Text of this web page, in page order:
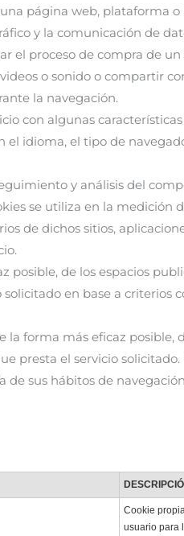
página web, plataforma
y la comunicación de
el proceso de compra de
o sonido o compartir
la navegación.
con algunas
idioma, el tipo de
y análisis del
se utiliza en la medición
de dichos sitios,
de los espacios
en base a criterios
forma más eficaz posible,
presta el servicio
sus hábitos de
Cookie
usuario para